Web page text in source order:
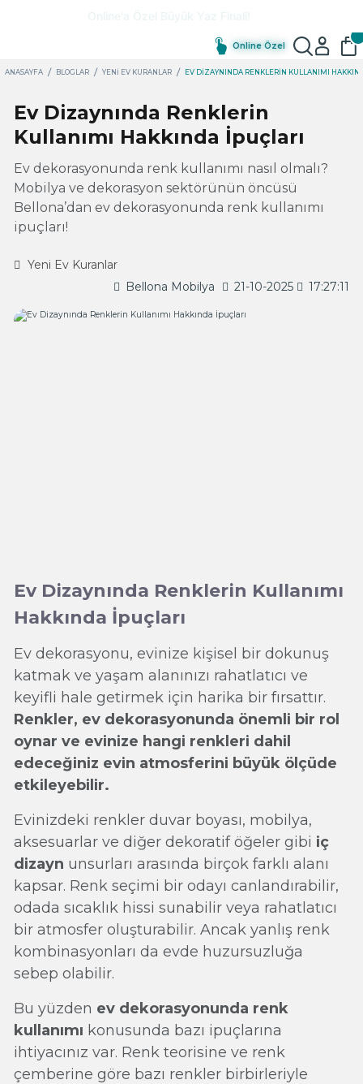
Online Özel
ANASAYFA BLOGLAR YENI EV KURANLAR EV DIZAYNINDA RENKLERIN KULLANIMI
Ev Dizaynında Renklerin
Kullanımı Hakkında İpuçları
Ev dekorasyonunda renk kullanımı nasıl olmalı?
Mobilya ve dekorasyon sektörünün öncüsü
Bellona’dan ev dekorasyonunda renk kullanımı
ipuçları!
Yeni Ev Kuranlar
Bellona Mobilya
21-10-2025 17:27:11
Ev Dizaynında Renklerin Kullanımı
Hakkında İpuçları
Ev dekorasyonu, evinize kişisel bir dokunuş
katmak ve yaşam alanınızı rahatlatıcı ve
keyifli hale getirmek için harika bir fırsattır.
Renkler, ev dekorasyonunda önemli bir rol
oynar ve evinize hangi renkleri dahil
edeceğiniz evin atmosferini büyük ölçüde
etkileyebilir.
Evinizdeki renkler duvar boyası, mobilya,
aksesuarlar ve diğer dekoratif öğeler gibi iç
dizayn unsurları arasında birçok farklı alanı
kapsar. Renk seçimi bir odayı canlandırabilir,
odada sıcaklık hissi sunabilir veya rahatlatıcı
bir atmosfer oluşturabilir. Ancak yanlış renk
kombinasyonları da evde huzursuzluğa
sebep olabilir.
Bu yüzden ev dekorasyonunda renk
kullanımı konusunda bazı ipuçlarına
ihtiyacınız var. Renk teorisine ve renk
çemberine göre bazı renkler birbirleriyle